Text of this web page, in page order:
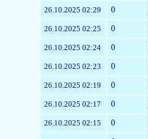
26.10.2025 02:29 0
26.10.2025 02:25 0
26.10.2025 02:24 0
26.10.2025 02:23 0
26.10.2025 02:19 0
26.10.2025 02:17 0
26.10.2025 02:15 0